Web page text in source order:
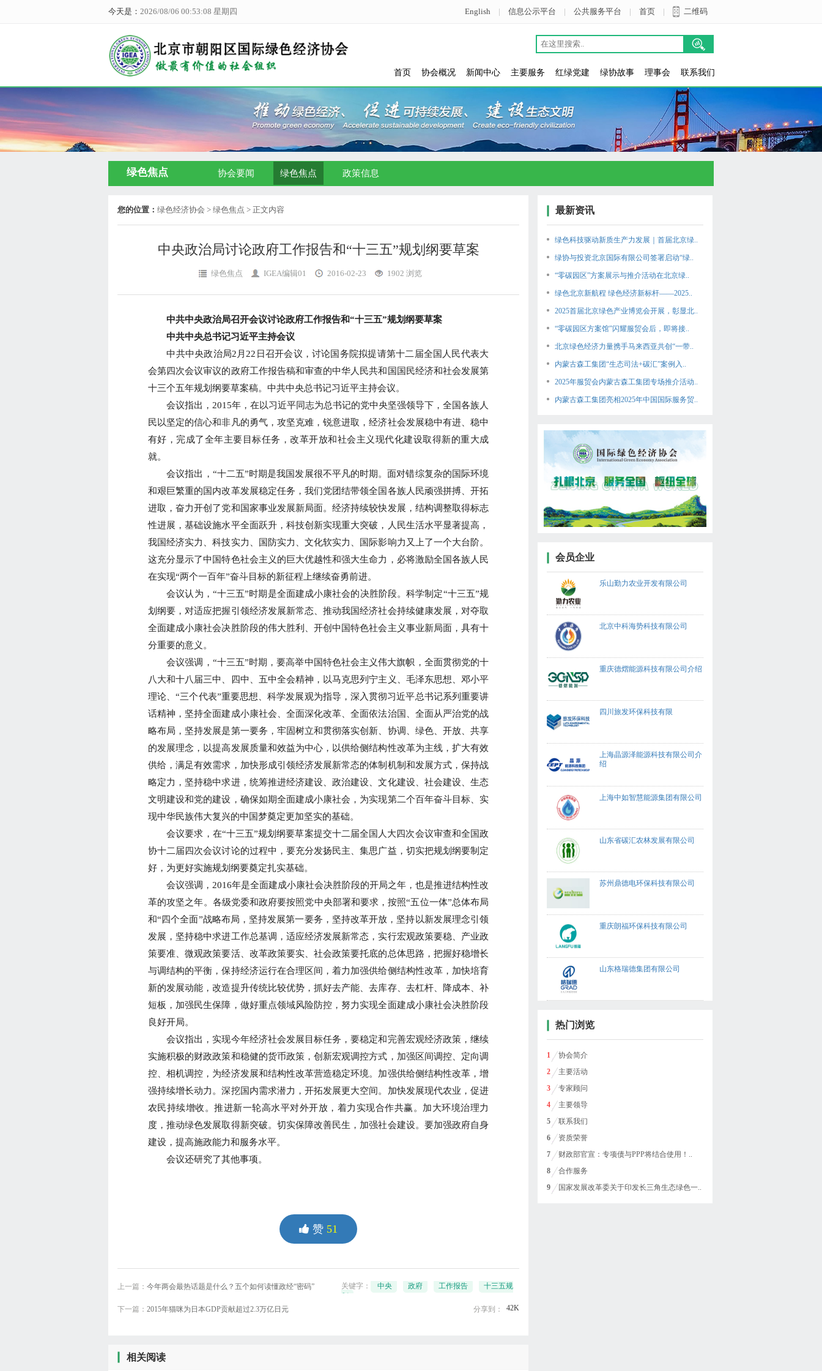
今天是： 2026/08/06 00:53:08 星期四 English | 信息公示平台 | 公共服务平台 | 首页 | 二维码
首页 协会概况 新闻中心 主要服务 红绿党建 绿协故事 理事会 联系我们
绿色焦点 协会要闻 绿色焦点 政策信息
您的位置： 绿色经济协会 > 绿色焦点 > 正文内容
中央政治局讨论政府工作报告和“十三五”规划纲要草案
绿色焦点 IGEA编辑01 2016-02-23 1902 浏览
中共中央政治局召开会议讨论政府工作报告和“十三五”规划纲要草案
中共中央总书记习近平主持会议
中共中央政治局2月22日召开会议，讨论国务院拟提请第十二届全国人民代表大
会第四次会议审议的政府工作报告稿和审查的中华人民共和国国民经济和社会发展第
十三个五年规划纲要草案稿。中共中央总书记习近平主持会议。
会议指出，2015年，在以习近平同志为总书记的党中央坚强领导下，全国各族人
民以坚定的信心和非凡的勇气，攻坚克难，锐意进取，经济社会发展稳中有进、稳中
有好，完成了全年主要目标任务，改革开放和社会主义现代化建设取得新的重大成
就。
会议指出，“十二五”时期是我国发展很不平凡的时期。面对错综复杂的国际环境
和艰巨繁重的国内改革发展稳定任务，我们党团结带领全国各族人民顽强拼搏、开拓
进取，奋力开创了党和国家事业发展新局面。经济持续较快发展，结构调整取得标志
性进展，基础设施水平全面跃升，科技创新实现重大突破，人民生活水平显著提高，
我国经济实力、科技实力、国防实力、文化软实力、国际影响力又上了一个大台阶。
这充分显示了中国特色社会主义的巨大优越性和强大生命力，必将激励全国各族人民
在实现“两个一百年”奋斗目标的新征程上继续奋勇前进。
会议认为，“十三五”时期是全面建成小康社会的决胜阶段。科学制定“十三五”规
划纲要，对适应把握引领经济发展新常态、推动我国经济社会持续健康发展，对夺取
全面建成小康社会决胜阶段的伟大胜利、开创中国特色社会主义事业新局面，具有十
分重要的意义。
会议强调，“十三五”时期，要高举中国特色社会主义伟大旗帜，全面贯彻党的十
八大和十八届三中、四中、五中全会精神，以马克思列宁主义、毛泽东思想、邓小平
理论、“三个代表”重要思想、科学发展观为指导，深入贯彻习近平总书记系列重要讲
话精神，坚持全面建成小康社会、全面深化改革、全面依法治国、全面从严治党的战
略布局，坚持发展是第一要务，牢固树立和贯彻落实创新、协调、绿色、开放、共享
的发展理念，以提高发展质量和效益为中心，以供给侧结构性改革为主线，扩大有效
供给，满足有效需求，加快形成引领经济发展新常态的体制机制和发展方式，保持战
略定力，坚持稳中求进，统筹推进经济建设、政治建设、文化建设、社会建设、生态
文明建设和党的建设，确保如期全面建成小康社会，为实现第二个百年奋斗目标、实
现中华民族伟大复兴的中国梦奠定更加坚实的基础。
会议要求，在“十三五”规划纲要草案提交十二届全国人大四次会议审查和全国政
协十二届四次会议讨论的过程中，要充分发扬民主、集思广益，切实把规划纲要制定
好，为更好实施规划纲要奠定扎实基础。
会议强调，2016年是全面建成小康社会决胜阶段的开局之年，也是推进结构性改
革的攻坚之年。各级党委和政府要按照党中央部署和要求，按照“五位一体”总体布局
和“四个全面”战略布局，坚持发展第一要务，坚持改革开放，坚持以新发展理念引领
发展，坚持稳中求进工作总基调，适应经济发展新常态，实行宏观政策要稳、产业政
策要准、微观政策要活、改革政策要实、社会政策要托底的总体思路，把握好稳增长
与调结构的平衡，保持经济运行在合理区间，着力加强供给侧结构性改革，加快培育
新的发展动能，改造提升传统比较优势，抓好去产能、去库存、去杠杆、降成本、补
短板，加强民生保障，做好重点领域风险防控，努力实现全面建成小康社会决胜阶段
良好开局。
会议指出，实现今年经济社会发展目标任务，要稳定和完善宏观经济政策，继续
实施积极的财政政策和稳健的货币政策，创新宏观调控方式，加强区间调控、定向调
控、相机调控，为经济发展和结构性改革营造稳定环境。加强供给侧结构性改革，增
强持续增长动力。深挖国内需求潜力，开拓发展更大空间。加快发展现代农业，促进
农民持续增收。推进新一轮高水平对外开放，着力实现合作共赢。加大环境治理力
度，推动绿色发展取得新突破。切实保障改善民生，加强社会建设。要加强政府自身
建设，提高施政能力和服务水平。
会议还研究了其他事项。
赞 51
上一篇： 今年两会最热话题是什么？五个如何读懂政经“密码”
下一篇： 2015年猫咪为日本GDP贡献超过2.3万亿日元
关键字： 中央 政府 工作报告
十三五规
分享到：
42K
相关阅读
最新资讯
绿色科技驱动新质生产力发展｜首届北京绿..
绿协与投资北京国际有限公司签署启动“绿..
“零碳园区”方案展示与推介活动在北京绿..
绿色北京新航程 绿色经济新标杆——2025..
2025首届北京绿色产业博览会开展，彰显北..
“零碳园区方案馆”闪耀服贸会后，即将接..
北京绿色经济力量携手马来西亚共创“一带..
内蒙古森工集团“生态司法+碳汇”案例入..
2025年服贸会内蒙古森工集团专场推介活动..
内蒙古森工集团亮相2025年中国国际服务贸..
会员企业
乐山勤力农业开发有限公司
北京中科海势科技有限公司
重庆德熠能源科技有限公司介绍
四川旅发环保科技有限
上海晶源泽能源科技有限公司介
绍
上海中如智慧能源集团有限公司
山东省碳汇农林发展有限公司
苏州鼎德电环保科技有限公司
重庆朗福环保科技有限公司
山东格瑞德集团有限公司
热门浏览
1
协会简介
2
主要活动
3
专家顾问
4
主要领导
5
联系我们
6
资质荣誉
7
财政部官宣：专项债与PPP将结合使用！..
8
合作服务
9
国家发展改革委关于印发长三角生态绿色一..